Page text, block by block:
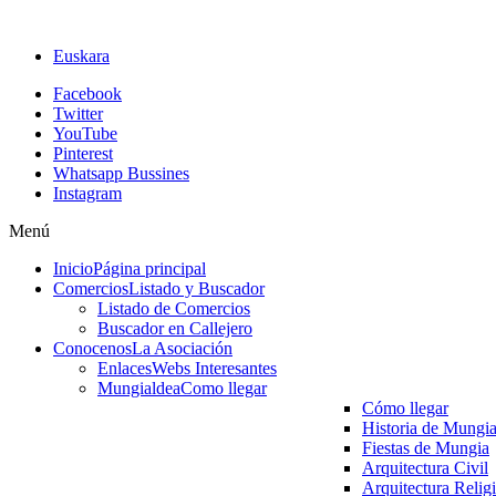
Euskara
Facebook
Twitter
YouTube
Pinterest
Whatsapp Bussines
Instagram
Menú
InicioPágina principal
ComerciosListado y Buscador
Listado de Comercios
Buscador en Callejero
ConocenosLa Asociación
EnlacesWebs Interesantes
MungialdeaComo llegar
Cómo llegar
Historia de Mungia
Fiestas de Mungia
Arquitectura Civil
Arquitectura